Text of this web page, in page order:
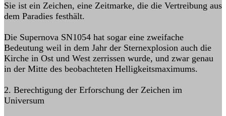
Sie ist ein Zeichen, eine Zeitmarke, die die Vertreibung aus
dem Paradies festhält.
Die Supernova SN1054 hat sogar eine zweifache
Bedeutung weil in dem Jahr der Sternexplosion auch die
Kirche in Ost und West zerrissen wurde, und zwar genau
in der Mitte des beobachteten Helligkeitsmaximums.
2. Berechtigung der Erforschung der Zeichen im
Universum